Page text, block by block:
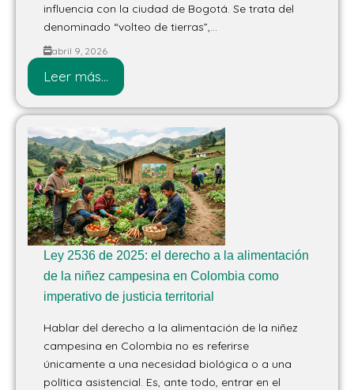
influencia con la ciudad de Bogotá. Se trata del
denominado “volteo de tierras”,...
abril 9, 2026
Leer más...
Ley 2536 de 2025: el derecho a la alimentación
de la niñez campesina en Colombia como
imperativo de justicia territorial
Hablar del derecho a la alimentación de la niñez
campesina en Colombia no es referirse
únicamente a una necesidad biológica o a una
política asistencial. Es, ante todo, entrar en el